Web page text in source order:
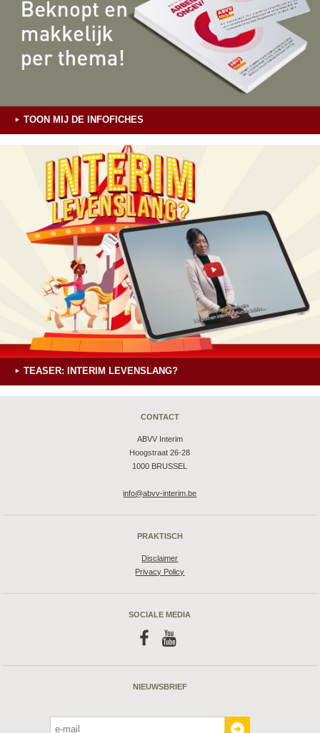
TOON MIJ DE INFOFICHES
TEASER: INTERIM LEVENSLANG?
CONTACT
ABVV Interim
Hoogstraat 26-28
1000 BRUSSEL
info@abvv-interim.be
PRAKTISCH
Disclaimer
Privacy Policy
SOCIALE MEDIA
f y
NIEUWSBRIEF